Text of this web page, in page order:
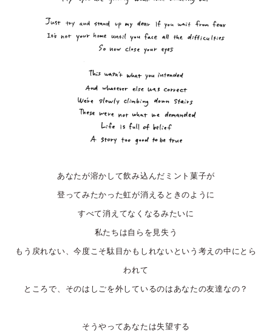
あなたが溶かして飲み込んだミント菓子が
登ってみたかった虹が消えるときのように
すべて消えてなくなるみたいに
私たちは自らを見失う
もう戻れない、今度こそ駄目かもしれないという考えの中にとら
われて
ところで、そのはしごを外しているのはあなたの友達なの？
そうやってあなたは失望する